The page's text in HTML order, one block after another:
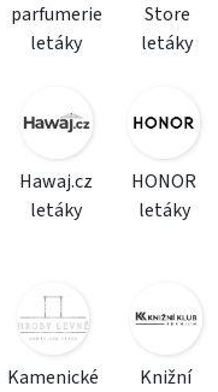
parfumerie
letáky
Store
letáky
Hawaj.cz
letáky
HONOR
letáky
Kamenické
Knižní